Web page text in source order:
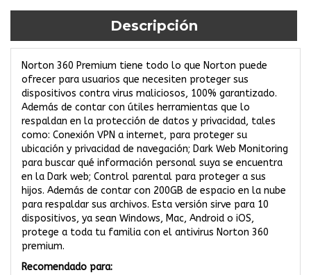
Descripción
Norton 360 Premium tiene todo lo que Norton puede
ofrecer para usuarios que necesiten proteger sus
dispositivos contra virus maliciosos, 100% garantizado.
Además de contar con útiles herramientas que lo
respaldan en la protección de datos y privacidad, tales
como: Conexión VPN a internet, para proteger su
ubicación y privacidad de navegación; Dark Web Monitoring
para buscar qué información personal suya se encuentra
en la Dark web; Control parental para proteger a sus
hijos. Además de contar con 200GB de espacio en la nube
para respaldar sus archivos. Esta versión sirve para 10
dispositivos, ya sean Windows, Mac, Android o iOS,
protege a toda tu familia con el antivirus Norton 360
premium.
Recomendado para: